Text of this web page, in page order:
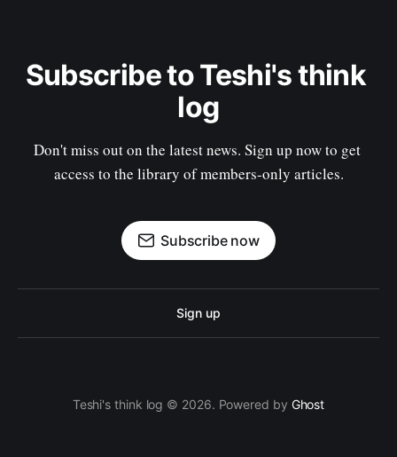
Subscribe to Teshi's think
log
Don't miss out on the latest news. Sign up now to get
access to the library of members-only articles.
Subscribe now
Sign up
Teshi's think log © 2026. Powered by Ghost